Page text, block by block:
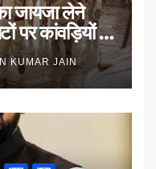
जायजा लेने
पर कांवड़ियों से
KUMAR JAIN